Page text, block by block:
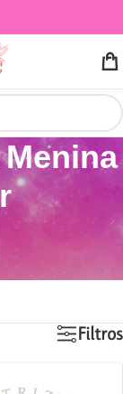
Menina para
Filtros